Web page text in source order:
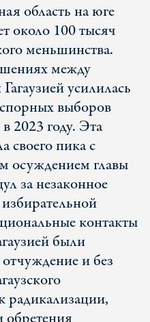
область на юге
около 100 тысяч
меньшинства.
между
усилилась
выборов
2023 году. Эта
своего пика с
осуждением главы
за незаконное
контакты
были
и без
радикализации,